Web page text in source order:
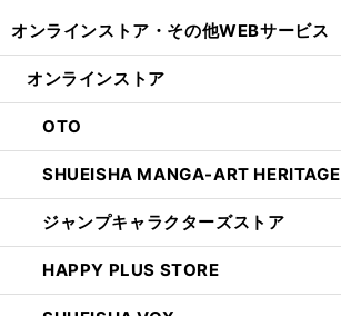
オンラインストア・ その他WEBサービス
オンラインストア
OTO
SHUEISHA MANGA-ART HERITAGE
ジャンプキャラクターズストア
HAPPY PLUS STORE